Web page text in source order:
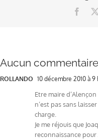
Aucun commentaire
ROLLANDO 10 décembre 2010 à 9
Etre maire
n’est pas sans
charge.
Je me réjouis que
reconnaissance